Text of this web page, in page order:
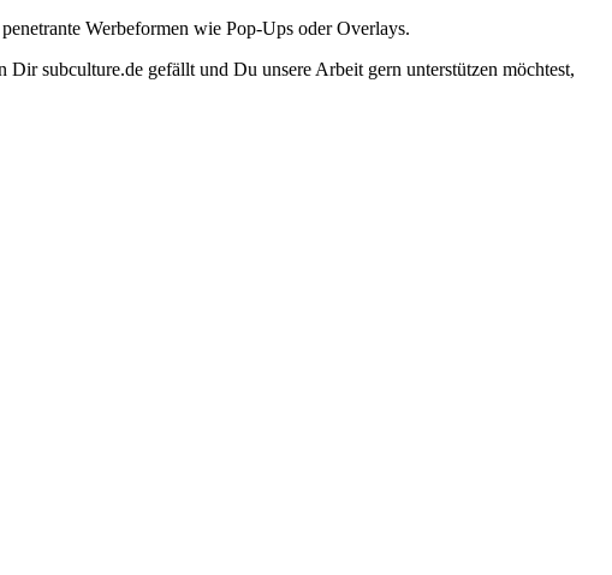
Werbeformen wie Pop-Ups oder Overlays.
subculture.de gefällt und Du unsere Arbeit gern unterstützen möchtest,